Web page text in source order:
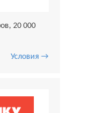
20 000
Условия →